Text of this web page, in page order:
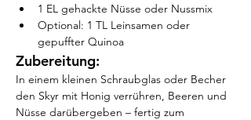
1 EL gehackte Nüsse oder Nussmix
Optional: 1 TL Leinsamen oder
gepuffter Quinoa
Zubereitung:
In einem kleinen Schraubglas oder Becher
den Skyr mit Honig verrühren, Beeren und
Nüsse darübergeben – fertig zum